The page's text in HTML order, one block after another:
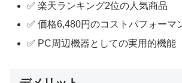
✅ 楽天ランキング2位の人気商品
✅ 価格6,480円のコストパフォーマ
✅ PC周辺機器としての実用的機能